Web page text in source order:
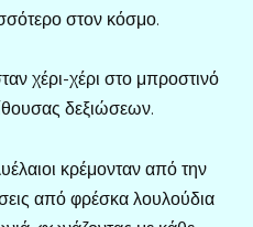
στον κόσμο.
χέρι-χέρι στο μπροστινό
δεξιώσεων.
κρέμονταν από την
από φρέσκα λουλούδια